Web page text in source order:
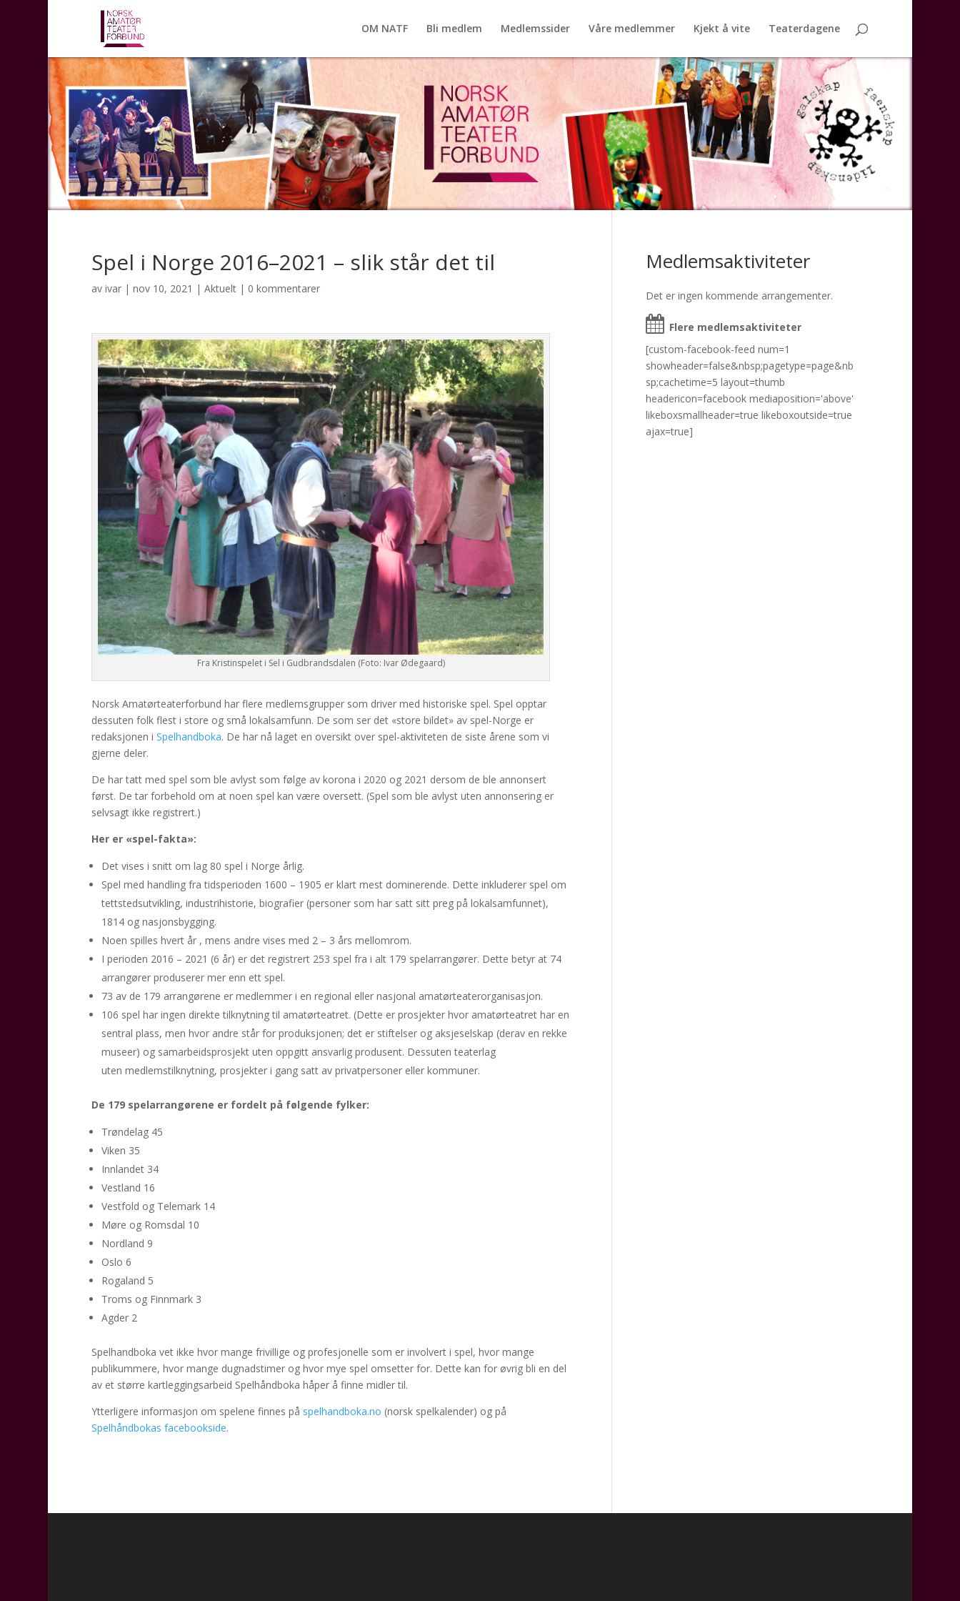
OM NATF Bli medlem Medlemssider Våre medlemmer Kjekt å vite Teaterdagene
Spel i Norge 2016–2021 – slik står det til
av ivar| nov 10, 2021 | Aktuelt| 0 kommentarer
Fra Kristinspelet i Sel i Gudbrandsdalen (Foto: Ivar Ødegaard)
Norsk Amatørteaterforbund har flere medlemsgrupper som driver med historiske spel. Spel opptar
dessuten folk flest i store og små lokalsamfunn. De som ser det «store bildet» av spel-Norge er
redaksjonen i Spelhandboka. De har nå laget en oversikt over spel-aktiviteten de siste årene som vi
gjerne deler.
De har tatt med spel som ble avlyst som følge av korona i 2020 og 2021 dersom de ble annonsert
først. De tar forbehold om at noen spel kan være oversett. (Spel som ble avlyst uten annonsering er
selvsagt ikke registrert.)
Her er «spel-fakta»:
Det vises i snitt om lag 80 spel i Norge årlig.
Spel med handling fra tidsperioden 1600 – 1905 er klart mest dominerende. Dette inkluderer spel om
tettstedsutvikling, industrihistorie, biografier (personer som har satt sitt preg på lokalsamfunnet),
1814 og nasjonsbygging.
Noen spilles hvert år , mens andre vises med 2 – 3 års mellomrom.
I perioden 2016 – 2021 (6 år) er det registrert 253 spel fra i alt 179 spelarrangører. Dette betyr at 74
arrangører produserer mer enn ett spel.
73 av de 179 arrangørene er medlemmer i en regional eller nasjonal amatørteaterorganisasjon.
106 spel har ingen direkte tilknytning til amatørteatret. (Dette er prosjekter hvor amatørteatret har en
sentral plass, men hvor andre står for produksjonen; det er stiftelser og aksjeselskap (derav en rekke
museer) og samarbeidsprosjekt uten oppgitt ansvarlig produsent. Dessuten teaterlag
uten medlemstilknytning, prosjekter i gang satt av privatpersoner eller kommuner.
De 179 spelarrangørene er fordelt på følgende fylker:
Trøndelag 45
Viken 35
Innlandet 34
Vestland 16
Vestfold og Telemark 14
Møre og Romsdal 10
Nordland 9
Oslo 6
Rogaland 5
Troms og Finnmark 3
Agder 2
Spelhandboka vet ikke hvor mange frivillige og profesjonelle som er involvert i spel, hvor mange
publikummere, hvor mange dugnadstimer og hvor mye spel omsetter for. Dette kan for øvrig bli en del
av et større kartleggingsarbeid Spelhåndboka håper å finne midler til.
Ytterligere informasjon om spelene finnes på spelhandboka.no (norsk spelkalender) og på
Spelhåndbokas facebookside.
Medlemsaktiviteter
Det er ingen kommende arrangementer.
Flere medlemsaktiviteter
[custom-facebook-feed num=1
showheader=false&nbsp;pagetype=page&nb
sp;cachetime=5 layout=thumb
headericon=facebook mediaposition='above'
likeboxsmallheader=true likeboxoutside=true
ajax=true]